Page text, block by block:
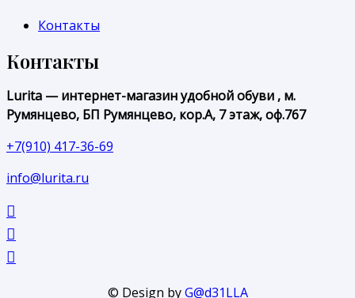
Контакты
Контакты
Lurita — интернет-магазин удобной обуви , м.
Румянцево, БП Румянцево, кор.А, 7 этаж, оф.767
+7(910) 417-36-69
info@lurita.ru
© Design byG@d31LLA